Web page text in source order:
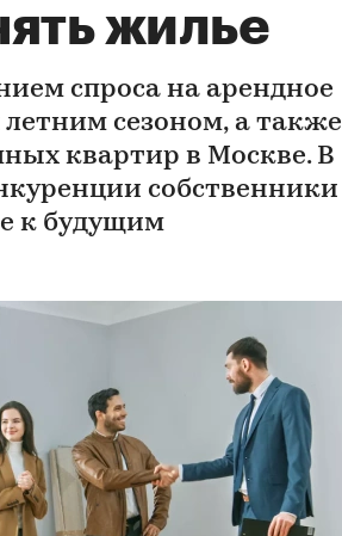
жилье
спроса на арендное
сезоном, а также
квартир в Москве. В
собственники
к будущим